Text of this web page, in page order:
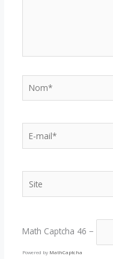
mail*
Math Captcha 46 −
Powered by MathCaptcha